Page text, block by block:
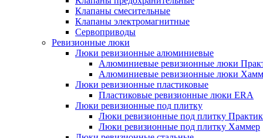
Клапаны смесительные
Клапаны электромагнитные
Сервоприводы
Ревизионные люки
Люки ревизионные алюминиевые
Алюминиевые ревизионные люки
Алюминиевые ревизионные люки
Люки ревизионные пластиковые
Пластиковые ревизионные люки ERA
Люки ревизионные под плитку
Люки ревизионные под плитку
Люки ревизионные под плитку Хаммер